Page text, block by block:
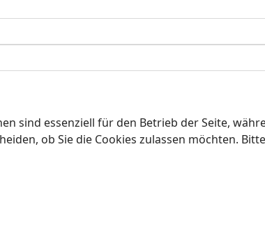
sind essenziell für den Betrieb der Seite,
ob Sie die Cookies zulassen möchten.